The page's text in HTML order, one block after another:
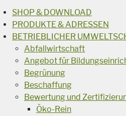
SHOP & DOWNLOAD
PRODUKTE & ADRESSEN
BETRIEBLICHER
Abfallwirtschaft
Angebot für
Begrünung
Beschaffung
Bewertung und
Öko-Rein